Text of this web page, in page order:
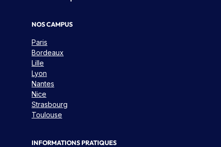
NOS CAMPUS
Paris
Bordeaux
Lille
Lyon
Nantes
Nice
Strasbourg
Toulouse
INFORMATIONS PRATIQUES